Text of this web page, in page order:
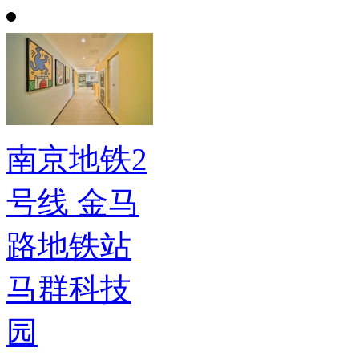
南京地铁2
号线 金马
路地铁站
马群科技
园